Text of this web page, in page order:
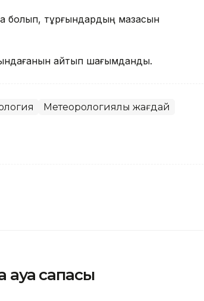
болып, тұрғындардың мазасын
айтып шағымданды.
Метеорологиялық жағдай
ауа сапасы